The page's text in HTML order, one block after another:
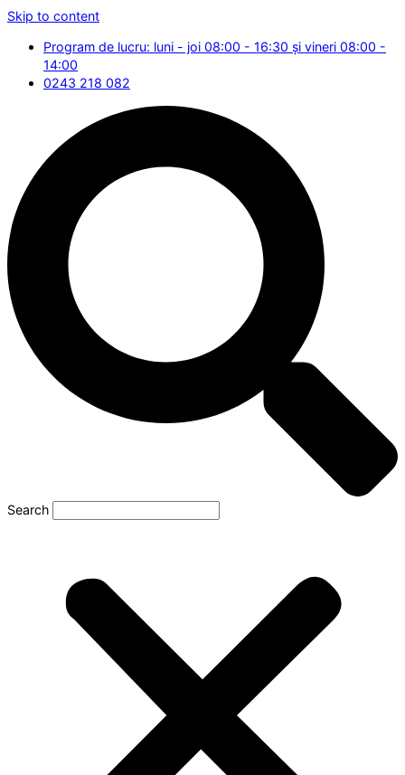
Skip to content
Program de lucru: luni - joi 08:00 - 16:30 și vineri 08:00 -
14:00
0243 218 082
Search